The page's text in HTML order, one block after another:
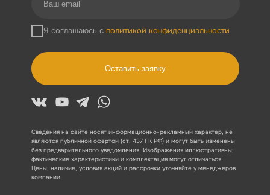
Я соглашаюсь с политикой конфиденциальности
Оставить заявку
Сведения на сайте носят информационно-рекламный характер, не
являются публичной офертой (ст. 437 ГК РФ) и могут быть изменены
без предварительного уведомления. Изображения иллюстративны;
фактические характеристики и комплектация могут отличаться.
Цены, наличие, условия акций и рассрочки уточняйте у менеджеров
компании.